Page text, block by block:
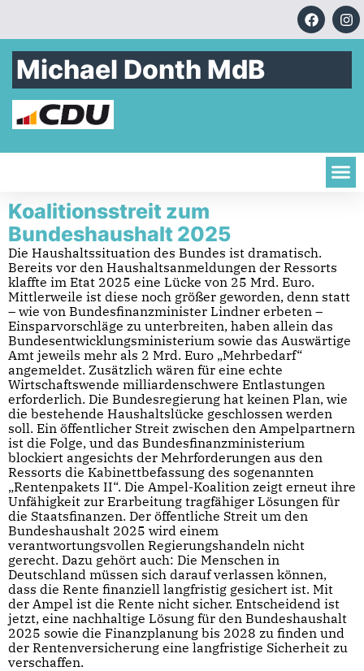
Michael Donth MdB
Koalitionsstreit zum
Bundeshaushalt 2025
Die Haushaltssituation des Bundes ist dramatisch.
Bereits vor den Haushaltsanmeldungen der Ressorts
klaffte im Etat 2025 eine Lücke von 25 Mrd. Euro.
Mittlerweile ist diese noch größer geworden, denn statt
– wie von Bundesfinanzminister Lindner erbeten –
Einsparvorschläge zu unterbreiten, haben allein das
Bundesentwicklungsministerium sowie das Auswärtige
Amt jeweils mehr als 2 Mrd. Euro „Mehrbedarf“
angemeldet. Zusätzlich wären für eine echte
Wirtschaftswende milliardenschwere Entlastungen
erforderlich. Die Bundesregierung hat keinen Plan, wie
die bestehende Haushaltslücke geschlossen werden
soll. Ein öffentlicher Streit zwischen den Ampelpartnern
ist die Folge, und das Bundesfinanzministerium
blockiert angesichts der Mehrforderungen aus den
Ressorts die Kabinettbefassung des sogenannten
„Rentenpakets II“. Die Ampel-Koalition zeigt erneut ihre
Unfähigkeit zur Erarbeitung tragfähiger Lösungen für
die Staatsfinanzen. Der öffentliche Streit um den
Bundeshaushalt 2025 wird einem
verantwortungsvollen Regierungshandeln nicht
gerecht. Dazu gehört auch: Die Menschen in
Deutschland müssen sich darauf verlassen können,
dass die Rente finanziell langfristig gesichert ist. Mit
der Ampel ist die Rente nicht sicher. Entscheidend ist
jetzt, eine nachhaltige Lösung für den Bundeshaushalt
2025 sowie die Finanzplanung bis 2028 zu finden und
der Rentenversicherung eine langfristige Sicherheit zu
verschaffen.